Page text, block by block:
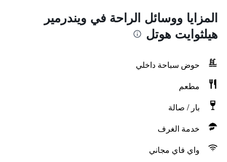
المزايا ووسائل الراحة في ويندرمير
هيلثوايت هوتل
حوض سباحة داخلي
مطعم
بار / صالة
خدمة الغرف
واي فاي مجاني